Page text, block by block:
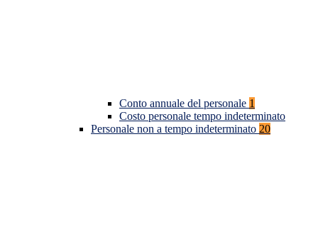
Conto annuale del personale 1
Costo personale tempo indeterminato
Personale non a tempo indeterminato 20